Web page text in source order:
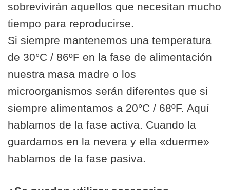
sobrevivirán aquellos que necesitan mucho
tiempo para reproducirse.
Si siempre mantenemos una temperatura
de 30°C / 86ºF en la fase de alimentación
nuestra masa madre o los
microorganismos serán diferentes que si
siempre alimentamos a 20°C / 68ºF. Aquí
hablamos de la fase activa. Cuando la
guardamos en la nevera y ella «duerme»
hablamos de la fase pasiva.